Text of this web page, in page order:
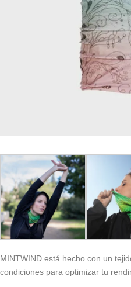
MINTWIND está hecho con un
condiciones para optimizar tu